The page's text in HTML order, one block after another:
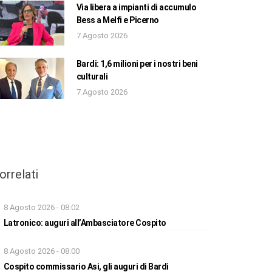
Via libera a impianti di accumulo
Bess a Melfi e Picerno
7 Agosto 2026
Bardi: 1,6 milioni per i nostri beni
culturali
7 Agosto 2026
8 Agosto 2026 - 08:02
Latronico: auguri all’Ambasciatore Cospito
8 Agosto 2026 - 08:00
Cospito commissario Asi, gli auguri di Bardi